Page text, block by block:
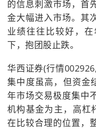
的信息刺激市场，首
金大幅进入市场。其
业绩往往比较好，
下，抱团股止跌。
华西证券(行情
集中度虽高，但资金
年市场交易极度集中
机构基金为主，高杠
在比较合理的位置，